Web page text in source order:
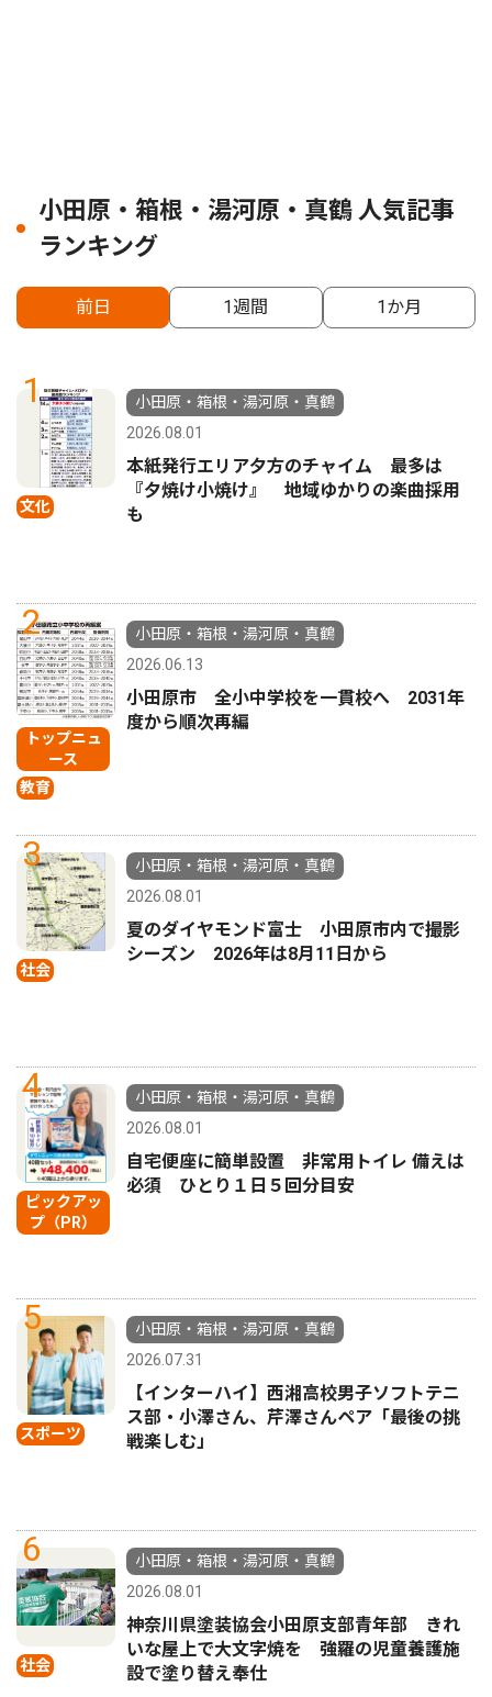
小田原・箱根・湯河原・真鶴 人気記事
ランキング
前日 1週間 1か月
1
文化
小田原・箱根・湯河原・真鶴
2026.08.01
本紙発行エリア夕方のチャイム 最多は
『夕焼け小焼け』 地域ゆかりの楽曲採用
も
2
トップニュ
ース
教育
小田原・箱根・湯河原・真鶴
2026.06.13
小田原市 全小中学校を一貫校へ 2031年
度から順次再編
3
社会
小田原・箱根・湯河原・真鶴
2026.08.01
夏のダイヤモンド富士 小田原市内で撮影
シーズン 2026年は8月11日から
4
ピックアッ
プ（PR）
小田原・箱根・湯河原・真鶴
2026.08.01
自宅便座に簡単設置 非常用トイレ 備えは
必須 ひとり１日５回分目安
5
スポーツ
小田原・箱根・湯河原・真鶴
2026.07.31
【インターハイ】西湘高校男子ソフトテニ
ス部・小澤さん、芹澤さんペア「最後の挑
戦楽しむ」
6
社会
小田原・箱根・湯河原・真鶴
2026.08.01
神奈川県塗装協会小田原支部青年部 きれ
いな屋上で大文字焼を 強羅の児童養護施
設で塗り替え奉仕